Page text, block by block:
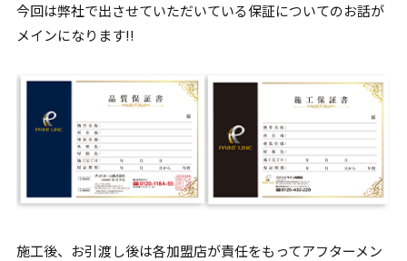
今回は弊社で出させていただいている保証についてのお話が
メインになります!!
施工後、お引渡し後は各加盟店が責任をもってアフターメン